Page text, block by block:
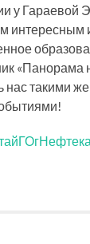
у Гараевой
«Панорама
нас такими же